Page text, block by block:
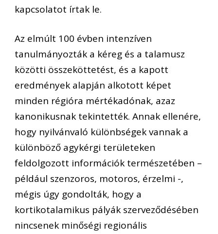
kapcsolatot írtak le.
Az elmúlt 100 évben intenzíven
tanulmányozták a kéreg és a talamusz
közötti összeköttetést, és a kapott
eredmények alapján alkotott képet
minden régióra mértékadónak, azaz
kanonikusnak tekintették. Annak ellenére,
hogy nyilvánvaló különbségek vannak a
különböző agykérgi területeken
feldolgozott információk természetében –
például szenzoros, motoros, érzelmi -,
mégis úgy gondolták, hogy a
kortikotalamikus pályák szerveződésében
nincsenek minőségi regionális